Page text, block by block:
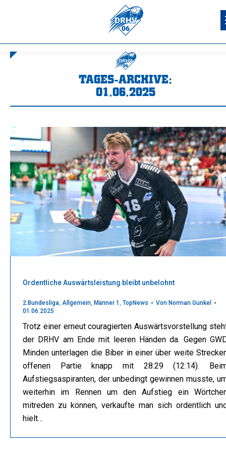
TAGES-ARCHIVE:
01.06.2025
Ordentliche Auswärtsleistung bleibt unbelohnt
2.Bundesliga, Allgemein, Männer 1 , TopNews Von Norman Gunkel
01.06.2025
Trotz einer erneut couragierten Auswärtsvorstellung
der DRHV am Ende mit leeren Händen da. Gegen
Minden unterlagen die Biber in einer über weite
offenen Partie knapp mit 28:29 (12:14).
Aufstiegsaspiranten, der unbedingt gewinnen musste,
weiterhin im Rennen um den Aufstieg ein
mitreden zu können, verkaufte man sich ordentlich
hielt…